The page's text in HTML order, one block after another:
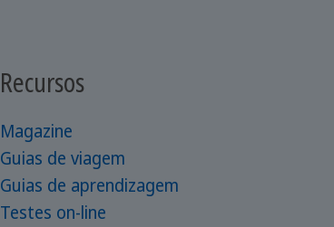
Recursos
Magazine
Guias de viagem
Guias de aprendizagem
Testes on-line